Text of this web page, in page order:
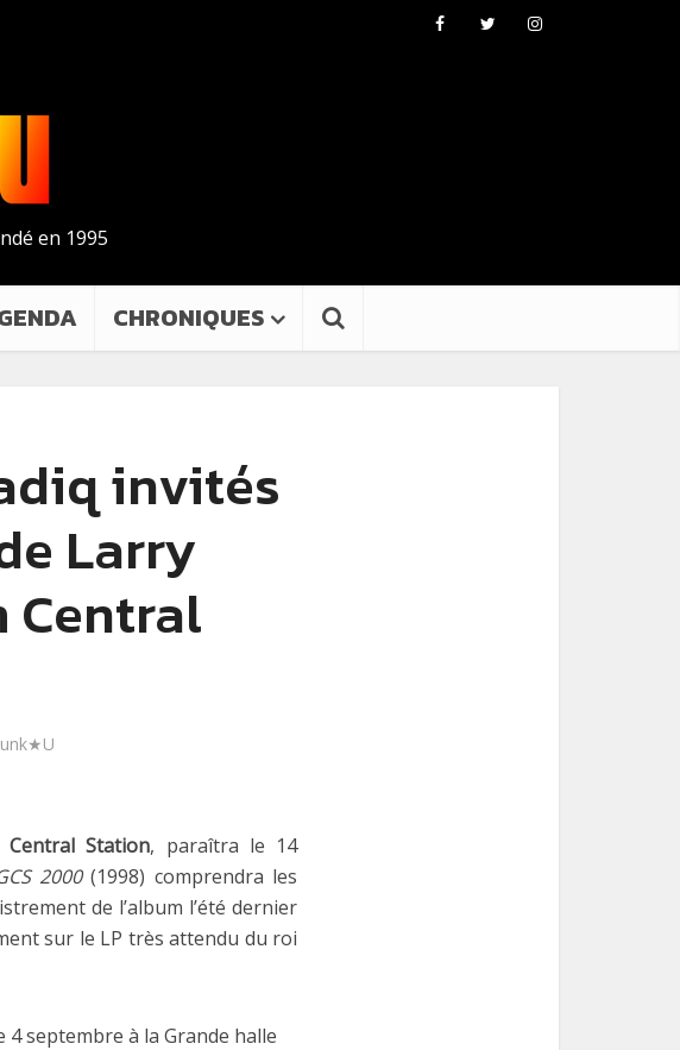
en 1995
CHRONIQUES
invités
Larry
Central
Station, paraîtra le 14
2000(1998) comprendra les
de l’album l’été dernier
sur le LP très attendu du roi
septembre à la Grande halle